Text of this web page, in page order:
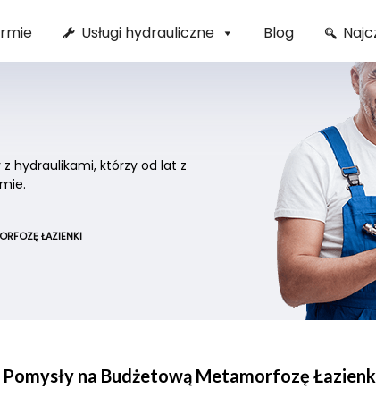
Usługi hydrauliczne Blog
hydraulikami, którzy od lat z
ŁAZIENKI
na Budżetową Metamorfozę